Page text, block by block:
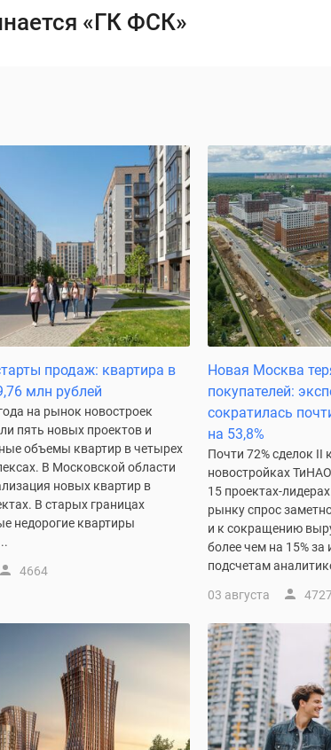
«ГК ФСК»
продаж: квартира в
млн рублей
на рынок новостроек
пять новых проектов и
объемы квартир в четырех
В Московской области
новых квартир в
В старых границах
недорогие квартиры
4664
Новая Москва
покупателей:
сократилась
на 53,8%
Почти 72% сделок II
новостройках
15 проектах-
рынку спрос
и к сокращению
более чем на 15%
подсчетам
03 августа 4727